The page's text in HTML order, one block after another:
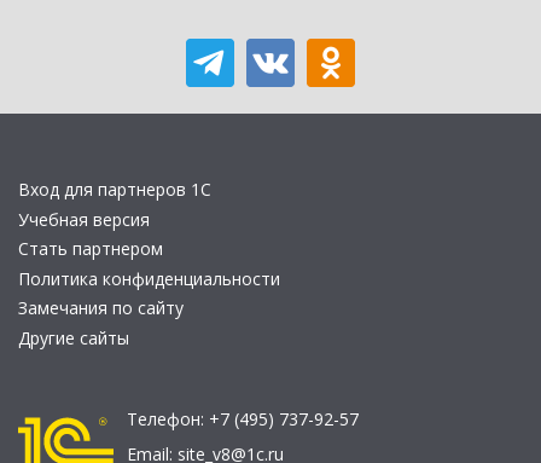
Вход для партнеров 1С
Учебная версия
Стать партнером
Политика конфиденциальности
Замечания по сайту
Другие сайты
Телефон: +7 (495) 737-92-57
Email: site_v8@1c.ru